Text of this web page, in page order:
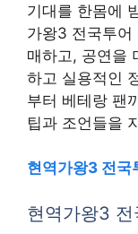
기대를 한몸에
가왕3 전국투어
매하고, 공연을
하고 실용적인
부터 베테랑 팬
팁과 조언들을
현역가왕3 전국
현역가왕3